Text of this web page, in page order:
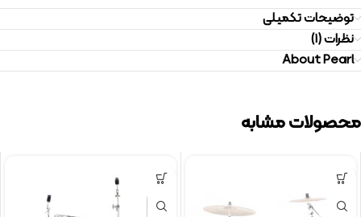
توضیحات تکمیلی
نظرات (1)
About Pearl
محصولات مشابه